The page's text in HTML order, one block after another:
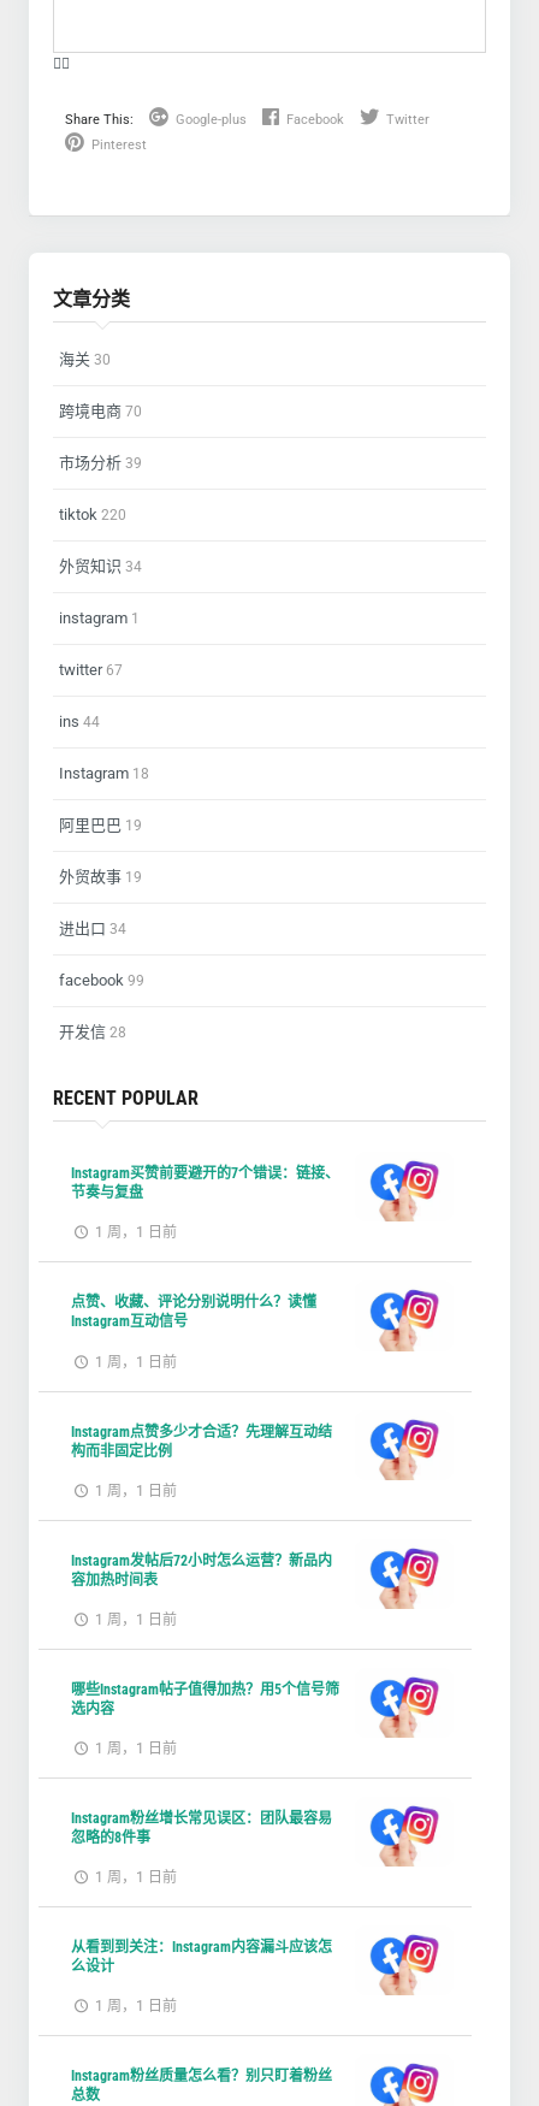
❤️‍🔥
Share This: Google-plus Facebook
Twitter
Pinterest
文章分类
海关 30
跨境电商 70
市场分析 39
tiktok 220
外贸知识 34
instagram 1
twitter67
ins 44
Instagram 18
阿里巴巴 19
外贸故事 19
进出口 34
facebook 99
开发信 28
RECENT POPULAR
Instagram买赞前要避开的7个错误：链接、
节奏与复盘
1 周，1 日前
点赞、收藏、评论分别说明什么？读懂
Instagram互动信号
1 周，1 日前
Instagram点赞多少才合适？先理解互动结
构而非固定比例
1 周，1 日前
Instagram发帖后72小时怎么运营？新品内
容加热时间表
1 周，1 日前
哪些Instagram帖子值得加热？用5个信号筛
选内容
1 周，1 日前
Instagram粉丝增长常见误区：团队最容易
忽略的8件事
1 周，1 日前
从看到到关注：Instagram内容漏斗应该怎
么设计
1 周，1 日前
Instagram粉丝质量怎么看？别只盯着粉丝
总数